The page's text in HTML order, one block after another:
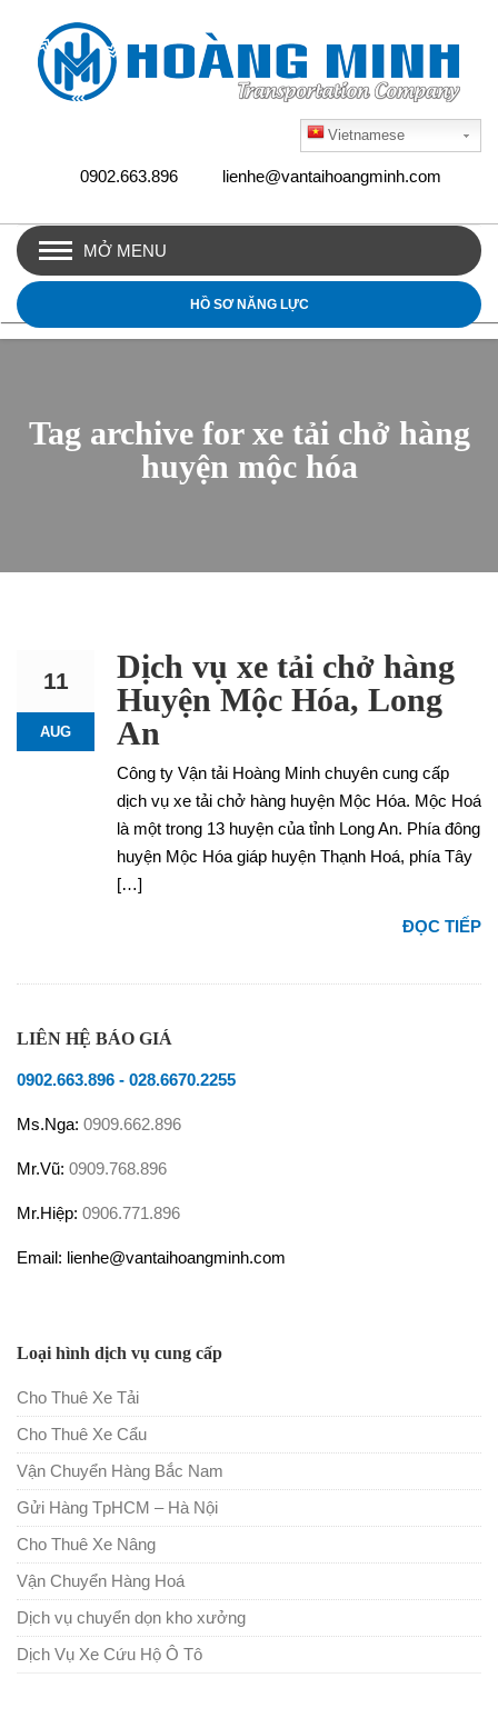
Vietnamese
0902.663.896 lienhe@vantaihoangminh.com
MỞ MENU
HỒ SƠ NĂNG LỰC
Tag archive for xe tải chở hàng
huyện mộc hóa
11
AUG
Dịch vụ xe tải chở hàng
Huyện Mộc Hóa, Long
An
Công ty Vận tải Hoàng Minh chuyên cung cấp
dịch vụ xe tải chở hàng huyện Mộc Hóa. Mộc Hoá
là một trong 13 huyện của tỉnh Long An. Phía đông
huyện Mộc Hóa giáp huyện Thạnh Hoá, phía Tây
[…]
ĐỌC TIẾP
LIÊN HỆ BÁO GIÁ
0902.663.896 - 028.6670.2255
Ms.Nga: 0909.662.896
Mr.Vũ: 0909.768.896
Mr.Hiệp: 0906.771.896
Email: lienhe@vantaihoangminh.com
Loại hình dịch vụ cung cấp
Cho Thuê Xe Tải
Cho Thuê Xe Cẩu
Vận Chuyển Hàng Bắc Nam
Gửi Hàng TpHCM – Hà Nội
Cho Thuê Xe Nâng
Vận Chuyển Hàng Hoá
Dịch vụ chuyển dọn kho xưởng
Dịch Vụ Xe Cứu Hộ Ô Tô